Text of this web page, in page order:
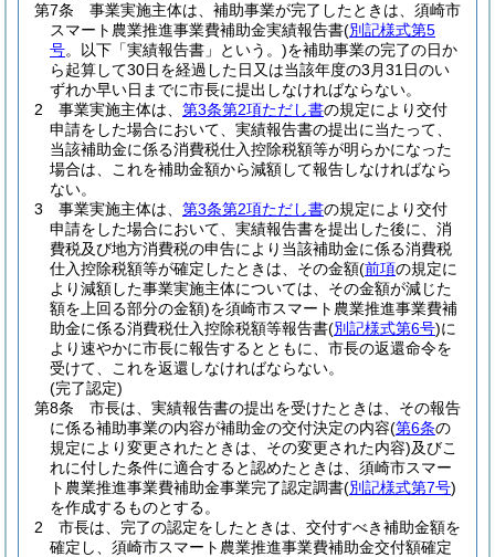
第7条
事業実施主体は、補助事業が完了したときは、須崎市
スマート農業推進事業費補助金実績報告書(別記様式第5
号。以下「実績報告書」という。)を補助事業の完了の日か
ら起算して30日を経過した日又は当該年度の3月31日のい
ずれか早い日までに市長に提出しなければならない。
2
事業実施主体は、 第3条第2項ただし書の規定により交付
申請をした場合において、実績報告書の提出に当たって、
当該補助金に係る消費税仕入控除税額等が明らかになった
場合は、これを補助金額から減額して報告しなければなら
ない。
3
事業実施主体は、 第3条第2項ただし書の規定により交付
申請をした場合において、実績報告書を提出した後に、消
費税及び地方消費税の申告により当該補助金に係る消費税
仕入控除税額等が確定したときは、その金額(前項の規定に
より減額した事業実施主体については、その金額が減じた
額を上回る部分の金額)を須崎市スマート農業推進事業費補
助金に係る消費税仕入控除税額等報告書(別記様式第6号)に
より速やかに市長に報告するとともに、市長の返還命令を
受けて、これを返還しなければならない。
(完了認定)
第8条
市長は、実績報告書の提出を受けたときは、その報告
に係る補助事業の内容が補助金の交付決定の内容(第6条の
規定により変更されたときは、その変更された内容)及びこ
れに付した条件に適合すると認めたときは、須崎市スマー
ト農業推進事業費補助金事業完了認定調書(別記様式第7号)
を作成するものとする。
2
市長は、完了の認定をしたときは、交付すべき補助金額を
確定し、須崎市スマート農業推進事業費補助金交付額確定